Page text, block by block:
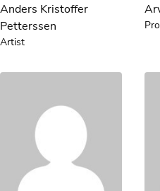
Anders Kristoffer
Petterssen
Artist